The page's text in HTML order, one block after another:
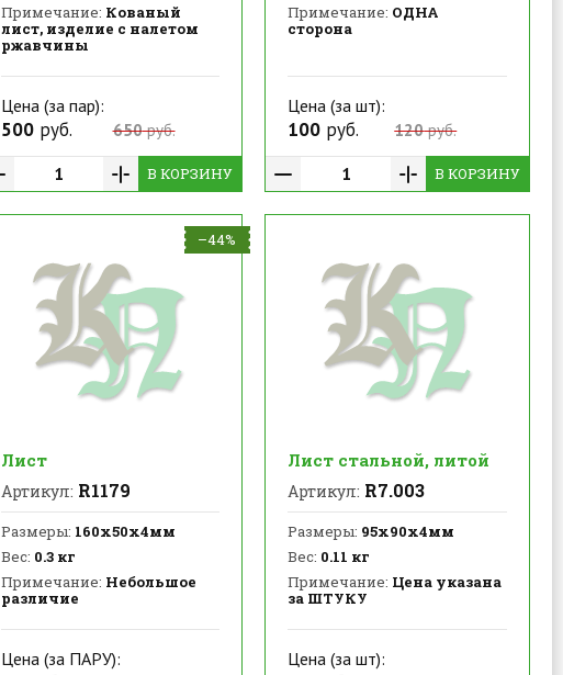
Примечание: Кованый
лист, изделие с налетом
ржавчины
Цена (за пар):
500руб. 650руб.
В КОРЗИНУ
Примечание: ОДНА
сторона
Цена (за шт):
100 руб. 120руб.
В КОРЗИНУ
–44%
Лист
Артикул: R1179
Размеры: 160х50х4мм
Вес: 0.3 кг
Примечание: Небольшое
различие
Цена (за ПАРУ):
Лист стальной, литой
Артикул: R7.003
Размеры: 95х90х4мм
Вес: 0.11 кг
Примечание: Цена указана
за ШТУКУ
Цена (за шт):